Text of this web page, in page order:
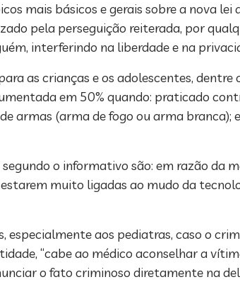
mais básicos e gerais sobre a nova lei
pela perseguição reiterada, por
interferindo na liberdade e na
as crianças e os adolescentes, dentre
em 50% quando: praticado
armas (arma de fogo ou arma
o informativo são: em razão da
muito ligadas ao mudo da
especialmente aos pediatras, caso o
“cabe ao médico aconselhar a
o fato criminoso diretamente na